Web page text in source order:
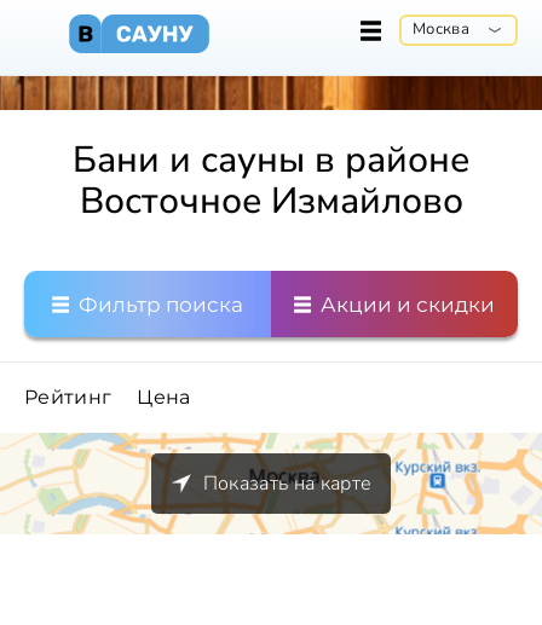
Москва
Бани и сауны в районе
Восточное Измайлово
Фильтр поиска Акции и скидки
Рейтинг Цена
Показать на карте